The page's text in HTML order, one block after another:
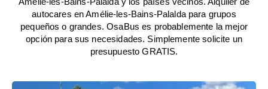
autocares en Amélie-les-Bains-Palalda para grupos
pequeños o grandes. OsaBus es probablemente la mejor
opción para sus necesidades. Simplemente solicite un
presupuesto GRATIS.